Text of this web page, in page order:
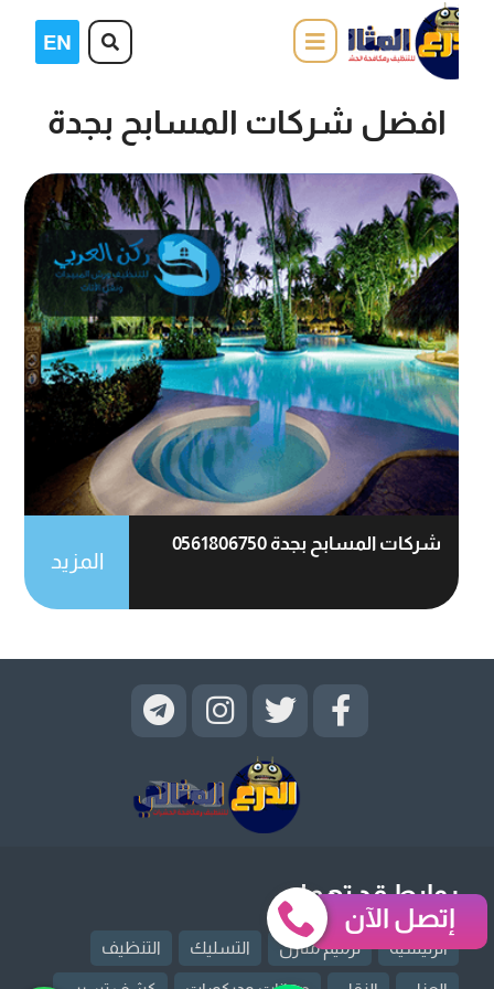
افضل شركات المسابح بجدة
شركات المسابح بجدة 0561806750
المزيد
روابط قد تهمك
الرئيسية ترميم منازل التسليك التنظيف
إتصل الآن